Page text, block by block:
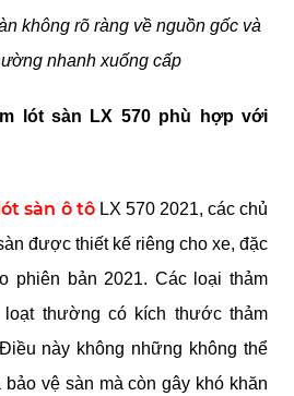
không rõ ràng về nguồn gốc và
nhanh xuống cấp
lót sàn LX 570 phù hợp với
sàn ô tô LX 570 2021, các chủ
được thiết kế riêng cho xe, đặc
phiên bản 2021. Các loại thảm
thường có kích thước thảm
này không những không thể
vệ sàn mà còn gây khó khăn